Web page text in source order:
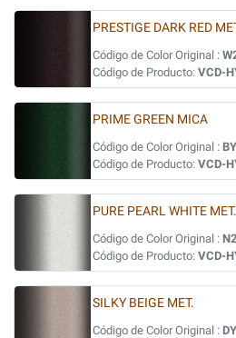
PRESTIGE DARK RED
Código de Color Original :
Código de Producto: VCD-
PRIME GREEN MICA
Código de Color Original : BY
Código de Producto: VCD-
PURE PEARL WHITE MET.
Código de Color Original : N2
Código de Producto: VCD-
SILKY BEIGE MET.
Código de Color Original : DY